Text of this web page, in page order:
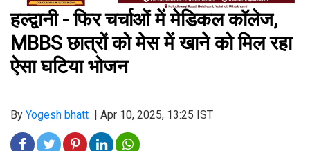
हल्द्वानी - फिर चर्चाओं में मेडिकल कॉलेज,
MBBS छात्रों को मेस में खाने को मिल रहा
ऐसा घटिया भोजन
By Yogesh bhatt Apr 10, 2025, 13:25 IST